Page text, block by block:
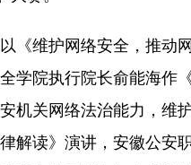
维护网络安全，推动
学院执行院长俞能海作
机关网络法治能力，维
解读》演讲，安徽公安